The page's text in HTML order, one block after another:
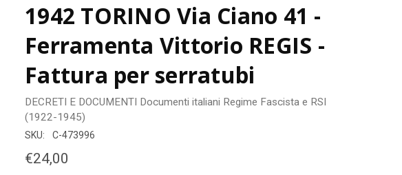
1942 TORINO Via Ciano 41 -
Ferramenta Vittorio REGIS -
Fattura per serratubi
DECRETI E DOCUMENTI Documenti italiani Regime Fascista e RSI
(1922-1945)
SKU: C-473996
€24,00